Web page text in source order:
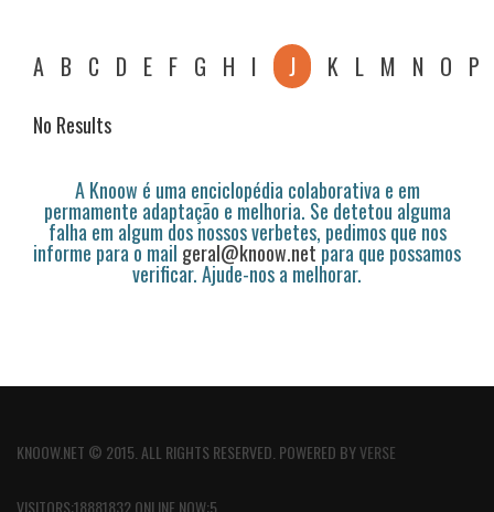
A B C D E F G H I J K L M N O P
No Results
A Knoow é uma enciclopédia colaborativa e em
permamente adaptação e melhoria. Se detetou alguma
falha em algum dos nossos verbetes, pedimos que nos
informe para o mail geral@knoow.netpara que possamos
verificar. Ajude-nos a melhorar.
KNOOW.NET © 2015. ALL RIGHTS RESERVED. POWERED BYVERSE
VISITORS:18881832 ONLINE NOW:5